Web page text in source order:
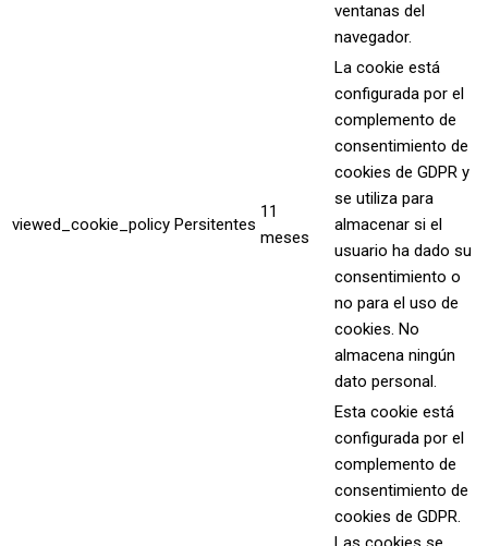
ventanas del
navegador.
viewed_cookie_policy Persitentes
11
meses
La cookie está
configurada por el
complemento de
consentimiento de
cookies de GDPR y
se utiliza para
almacenar si el
usuario ha dado su
consentimiento o
no para el uso de
cookies. No
almacena ningún
dato personal.
Esta cookie está
configurada por el
complemento de
consentimiento de
cookies de GDPR.